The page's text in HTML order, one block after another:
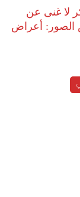
لا غنى عن
أعراض